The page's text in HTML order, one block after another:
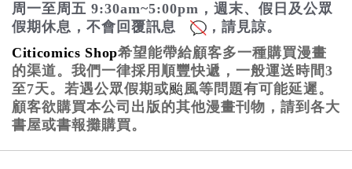
周一至周五 9:30am~5:00pm ， 週末、假日及公眾
假期休息，不會回覆訊息
，請見諒。
Citicomics Shop希望能帶給顧客多一種購買漫畫
的渠道。我們一律採用順豐快遞，一般運送時間3
至7天。若遇公眾假期或颱風等問題有可能延遲。
顧客欲購買本公司出版的其他漫畫刊物，請到各大
書屋或書報攤購買。